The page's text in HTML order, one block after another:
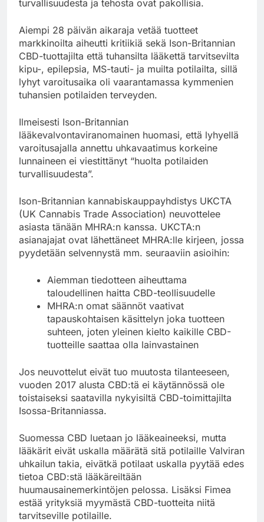
turvallisuudesta ja tehosta ovat pakollisia.
Aiempi 28 päivän aikaraja vetää tuotteet
markkinoilta aiheutti kritiikiä sekä Ison-Britannian
CBD-tuottajilta että tuhansilta lääkettä tarvitsevilta
kipu-, epilepsia, MS-tauti- ja muilta potilailta, sillä
lyhyt varoitusaika oli vaarantamassa kymmenien
tuhansien potilaiden terveyden.
Ilmeisesti Ison-Britannian
lääkevalvontaviranomainen huomasi, että lyhyellä
varoitusajalla annettu uhkavaatimus korkeine
lunnaineen ei viestittänyt “huolta potilaiden
turvallisuudesta”.
Ison-Britannian kannabiskauppayhdistys UKCTA
(UK Cannabis Trade Association) neuvottelee
asiasta tänään MHRA:n kanssa. UKCTA:n
asianajajat ovat lähettäneet MHRA:lle kirjeen, jossa
pyydetään selvennystä mm. seuraaviin asioihin:
Aiemman tiedotteen aiheuttama
taloudellinen haitta CBD-teollisuudelle
MHRA:n omat säännöt vaativat
tapauskohtaisen käsittelyn joka tuotteen
suhteen, joten yleinen kielto kaikille CBD-
tuotteille saattaa olla lainvastainen
Jos neuvottelut eivät tuo muutosta tilanteeseen,
vuoden 2017 alusta CBD:tä ei käytännössä ole
toistaiseksi saatavilla nykyisiltä CBD-toimittajilta
Isossa-Britanniassa.
Suomessa CBD luetaan jo lääkeaineeksi, mutta
lääkärit eivät uskalla määrätä sitä potilaille Valviran
uhkailun takia, eivätkä potilaat uskalla pyytää edes
tietoa CBD:stä lääkäreiltään
huumausainemerkintöjen pelossa. Lisäksi Fimea
estää yrityksiä myymästä CBD-tuotteita niitä
tarvitseville potilaille.